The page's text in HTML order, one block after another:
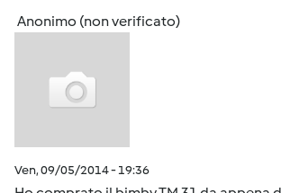
Anonimo (non verificato)
Ven, 09/05/2014 - 19:36